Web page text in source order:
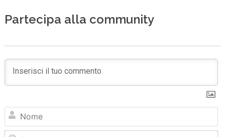
Partecipa alla community